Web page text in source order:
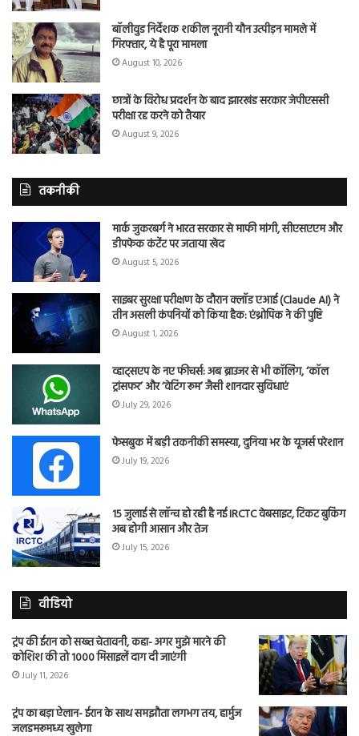
बॉलीवुड निर्देशक शकील नूरानी यौन उत्पीड़न मामले में
गिरफ्तार, ये है पूरा मामला
August 10, 2026
छात्रों के विरोध प्रदर्शन के बाद झारखंड सरकार जेपीएससी
परीक्षा रद्द करने को तैयार
August 9, 2026
तकनीकी
मार्क जुकरबर्ग ने भारत सरकार से माफी मांगी, सीएसएएम और
डीपफेक कंटेंट पर जताया खेद
August 5, 2026
साइबर सुरक्षा परीक्षण के दौरान क्लॉड एआई (Claude AI) ने
तीन असली कंपनियों को किया हैक: एंथ्रोपिक ने की पुष्टि
August 1, 2026
व्हाट्सएप के नए फीचर्स: अब ब्राउजर से भी कॉलिंग, ‘कॉल
ट्रांसफर’ और ‘वेटिंग रूम’ जैसी शानदार सुविधाएं
July 29, 2026
फेसबुक में बड़ी तकनीकी समस्या, दुनिया भर के यूजर्स परेशान
July 19, 2026
15 जुलाई से लॉन्च हो रही है नई IRCTC वेबसाइट, टिकट बुकिंग
अब होगी आसान और तेज
July 15, 2026
वीडियो
ट्रंप की ईरान को सख्त चेतावनी, कहा- अगर मुझे मारने की
कोशिश की तो 1000 मिसाइलें दाग दी जाएंगी
July 11, 2026
ट्रंप का बड़ा ऐलान- ईरान के साथ समझौता लगभग तय, हार्मुज
जलडमरूमध्य खुलेगा